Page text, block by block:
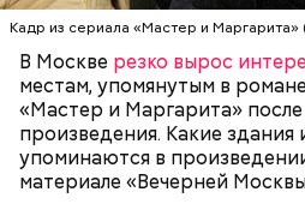
Кадр из сериала «Мастер и Маргарита»
В Москве резко вырос
местам, упомянутым в
«Мастер и Маргарита»
произведения. Какие здания
упоминаются в
материале «Вечерней
стала прототипом